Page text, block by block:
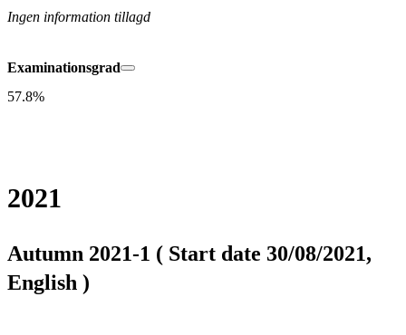
Ingen information tillagd
Examinationsgrad
57.8%
2021
Autumn 2021-1 ( Start date 30/08/2021,
English )